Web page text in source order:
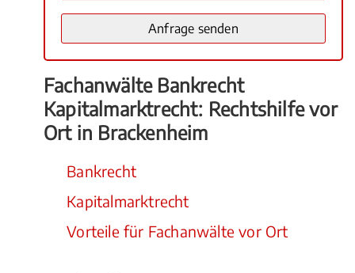
Fachanwälte Bankrecht
Kapitalmarktrecht: Rechtshilfe vor
Ort in Brackenheim
Bankrecht
Kapitalmarktrecht
Vorteile für Fachanwälte vor Ort